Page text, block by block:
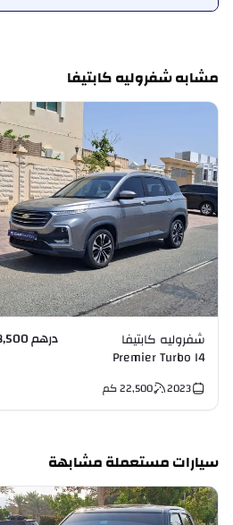
مشابه شفروليه كابتيفا
شفروليه كابتيفا
Premier Turbo I4
درهم 38,500
2023
22,500 كم
سيارات مستعملة مشابهة